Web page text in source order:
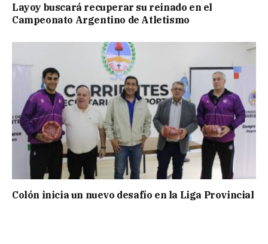
Layoy buscará recuperar su reinado en el
Campeonato Argentino de Atletismo
Colón inicia un nuevo desafío en la Liga Provincial